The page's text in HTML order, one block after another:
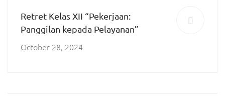
Retret Kelas XII “Pekerjaan:
Panggilan kepada Pelayanan”
October 28, 2024